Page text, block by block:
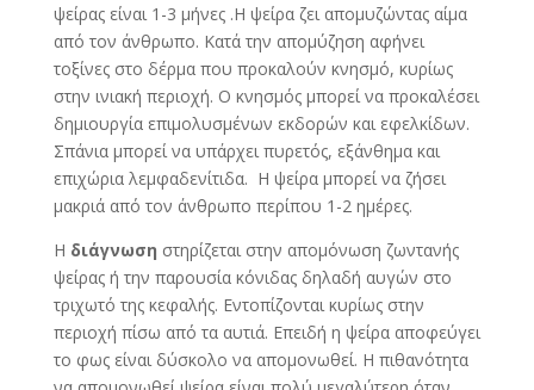
ψείρας είναι 1-3 μήνες .Η ψείρα ζει απομυζώντας αίμα
από τον άνθρωπο. Κατά την απομύζηση αφήνει
τοξίνες στο δέρμα που προκαλούν κνησμό, κυρίως
στην ινιακή περιοχή. Ο κνησμός μπορεί να προκαλέσει
δημιουργία επιμολυσμένων εκδορών και εφελκίδων.
Σπάνια μπορεί να υπάρχει πυρετός, εξάνθημα και
επιχώρια λεμφαδενίτιδα. Η ψείρα μπορεί να ζήσει
μακριά από τον άνθρωπο περίπου 1-2 ημέρες.
Η διάγνωση στηρίζεται στην απομόνωση ζωντανής
ψείρας ή την παρουσία κόνιδας δηλαδή αυγών στο
τριχωτό της κεφαλής. Εντοπίζονται κυρίως στην
περιοχή πίσω από τα αυτιά. Επειδή η ψείρα αποφεύγει
το φως είναι δύσκολο να απομονωθεί. Η πιθανότητα